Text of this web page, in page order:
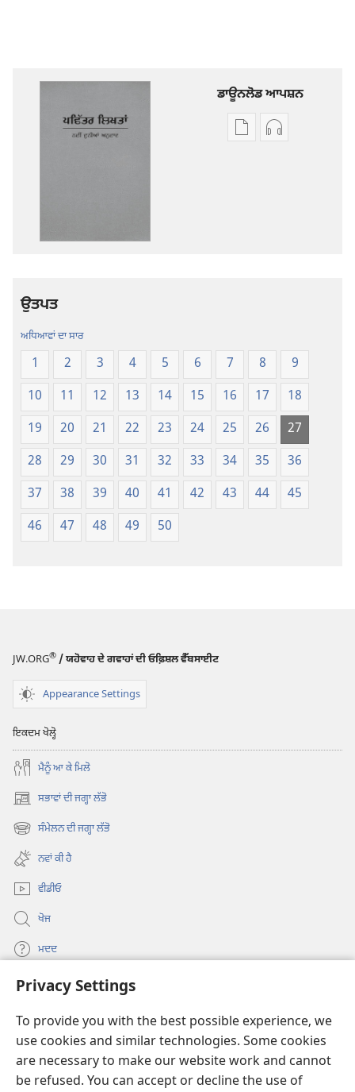
Privacy Settings
To provide you with the best possible experience, we
use cookies and similar technologies. Some cookies
are necessary to make our website work and cannot
be refused. You can accept or decline the use of
ਡਾਊਨਲੋਡ ਆਪਸ਼ਨ
ਡਿਜੀਟਲਆਡੀਓ
ਉਤਪਤ
ਅਧਿਆਵਾਂ ਦਾ ਸਾਰ
1 2 3 4 5 6 7 8
9
10
11 12 13 14 15 16 17
18
19
20 21 22 23 24 25 26
27
28
29 30 31 32 33 34 35
36
37
38 39 40 41 42 43 44
45
46
47 48 49 50
JW.ORG® / ਯਹੋਵਾਹ ਦੇ ਗਵਾਹਾਂ ਦੀ ਓਫ਼ਿਸ਼ਲ ਵੈੱਬਸਾਈਟ
Appearance Settings
ਇਕਦਮ ਖੋਲ੍ਹੋ
ਮੈਨੂੰ ਆ ਕੇ ਮਿਲੋ
ਸਭਾਵਾਂ ਦੀ ਜਗ੍ਹਾ ਲੱਭੋ
(opens
new ਸੰਮੇਲਨ ਦੀ ਜਗ੍ਹਾ ਲੱਭੋ
(opens
new
window)
ਨਵਾਂ ਕੀ ਹੈ
ਵੀਡੀਓ
ਖੋਜ
ਮਦਦ
ਦਾਨ
new
window)Watchtower ONLINE LIBRARY™
(opens
new
window)JW Hub
(opens